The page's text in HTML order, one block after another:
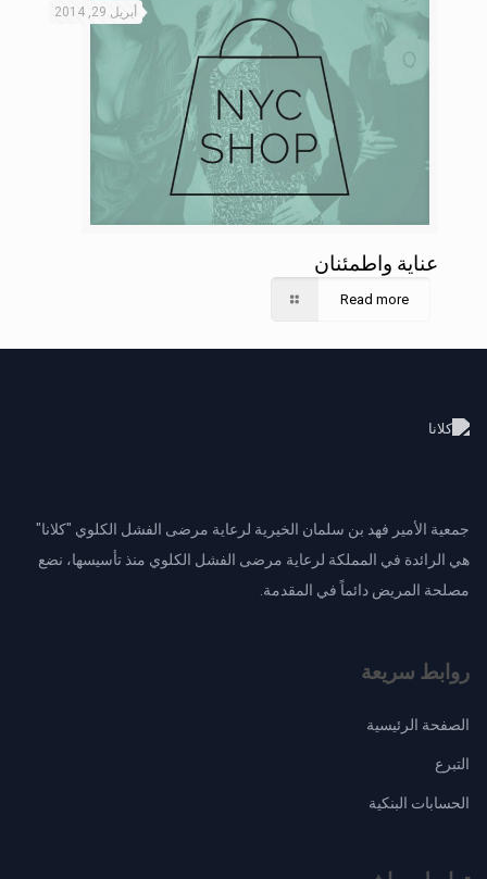
أبريل 29, 2014
عناية واطمئنان
Read more
جمعية الأمير فهد بن سلمان الخيرية لرعاية مرضى الفشل الكلوي "كلانا"
هي الرائدة في المملكة لرعاية مرضى الفشل الكلوي منذ تأسيسها، نضع
مصلحة المريض دائماً في المقدمة.
روابط سريعة
الصفحة الرئيسية
التبرع
الحسابات البنكية